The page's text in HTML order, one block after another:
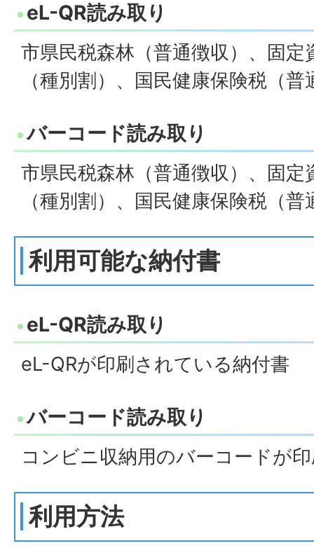
eL-QR読み取り
市県民税森林（普通徴収）、固定
（種別割）、国民健康保険税（普
バーコード読み取り
市県民税森林（普通徴収）、固定
（種別割）、国民健康保険税（普
利用可能な納付書
eL-QR読み取り
eL-QRが印刷されている納付書
バーコード読み取り
コンビニ収納用のバーコードが
利用方法